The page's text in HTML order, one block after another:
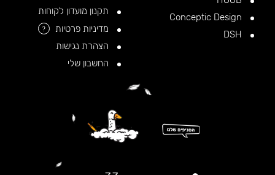
תקנון מועדון לקוחות
מדיניות פרטיות
?
הצהרת נגישות
החשבון שלי